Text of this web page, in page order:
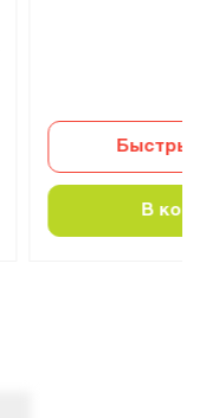
Быстрый
В